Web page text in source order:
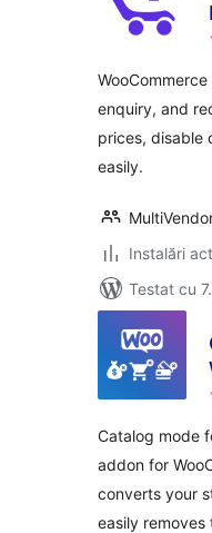
enquiry, and
prices, disable
easily.
Instalări
Testat cu
Catalog mode
addon for
converts your
easily